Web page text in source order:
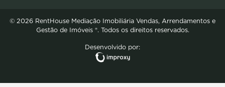
© 2026 RentHouse Mediação Imobiliária Vendas, Arrendamentos e
Gestão de Imóveis ®. Todos os direitos reservados.
Desenvolvido por: